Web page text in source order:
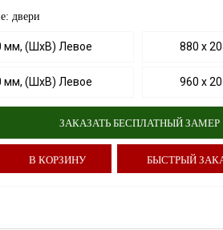
двери
мм, (ШхВ) Левое 880 х
мм, (ШхВ) Левое 960 х
ЗАКАЗАТЬ БЕСПЛАТНЫЙ ЗАМЕР
В КОРЗИНУ БЫСТРЫЙ